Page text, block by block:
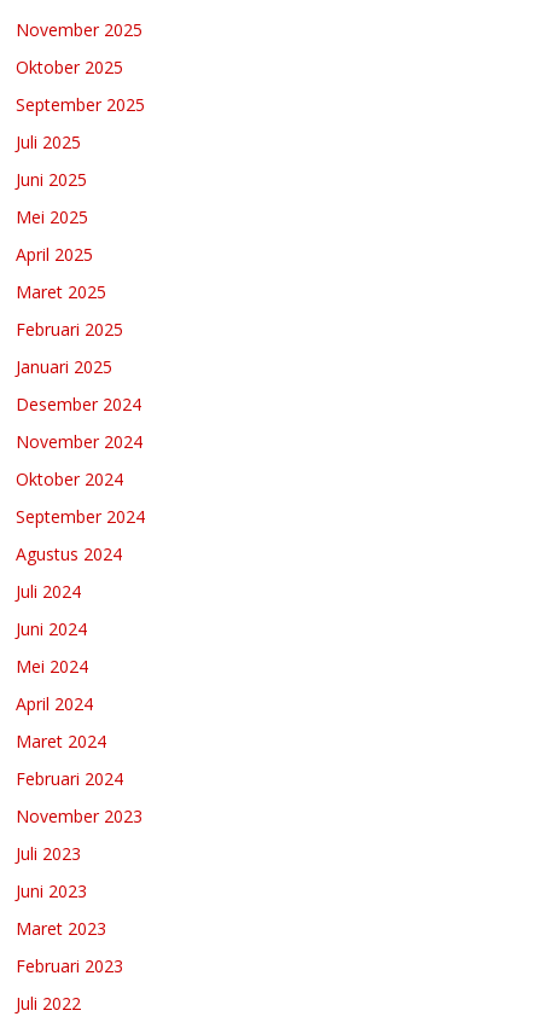
November 2025
Oktober 2025
September 2025
Juli 2025
Juni 2025
Mei 2025
April 2025
Maret 2025
Februari 2025
Januari 2025
Desember 2024
November 2024
Oktober 2024
September 2024
Agustus 2024
Juli 2024
Juni 2024
Mei 2024
April 2024
Maret 2024
Februari 2024
November 2023
Juli 2023
Juni 2023
Maret 2023
Februari 2023
Juli 2022